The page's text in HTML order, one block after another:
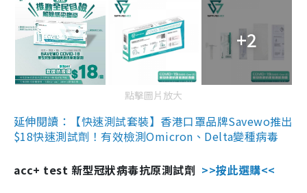
+2
點擊圖片放大
延伸閱讀：【快速測試套裝】香港口罩品牌Savewo推出
$18快速測試劑！有效檢測Omicron、Delta變種病毒
acc+ test 新型冠狀病毒抗原測試劑 >>按此選購<<